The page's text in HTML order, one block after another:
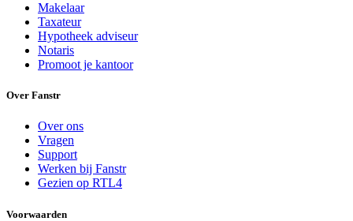
Makelaar
Taxateur
Hypotheek adviseur
Notaris
Promoot je kantoor
Over Fanstr
Over ons
Vragen
Support
Werken bij Fanstr
Gezien op RTL4
Voorwaarden